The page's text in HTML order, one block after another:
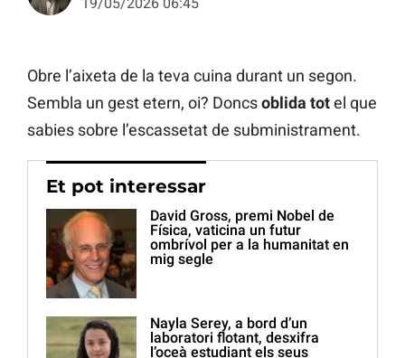
Obre l’aixeta de la teva cuina durant un segon.
Sembla un gest etern, oi? Doncsoblida totel que
sabies sobre l’escassetat de subministrament.
Et pot interessar
David Gross, premi Nobel de
Física, vaticina un futur
ombrívol per a la humanitat en
mig segle
Nayla Serey, a bord d’un
laboratori flotant, desxifra
l’oceà estudiant els seus